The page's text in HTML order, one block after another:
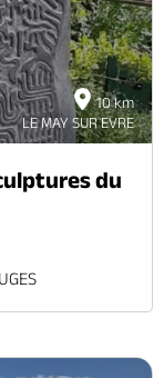
10 km
LE MAY SUR EVRE
du